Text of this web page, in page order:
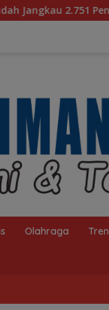
Olahraga